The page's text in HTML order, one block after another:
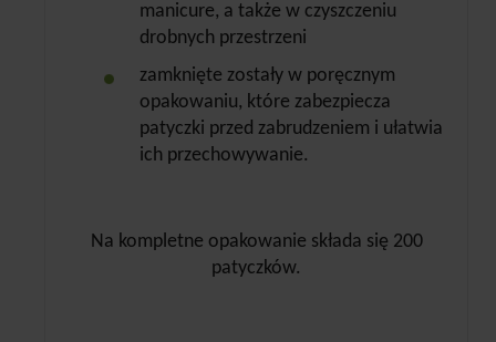
manicure, a także w czyszczeniu
drobnych przestrzeni
zamknięte zostały w poręcznym
opakowaniu, które zabezpiecza
patyczki przed zabrudzeniem i ułatwia
ich przechowywanie.
Na kompletne opakowanie składa się 200
patyczków.